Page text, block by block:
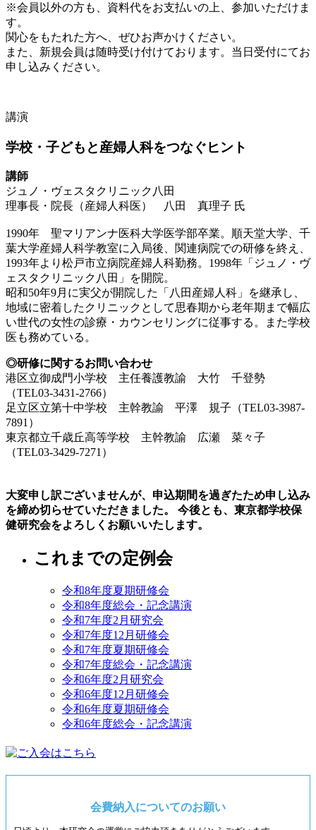
※会員以外の方も、資料代をお支払いの上、参加いただけま
す。
関心をもたれた方へ、ぜひお声かけください。
また、新規会員は随時受け付けております。当日受付にてお
申し込みください。
講演
学校・子どもと産婦人科をつなぐヒント
講師
ジュノ・ヴェスタクリニック八田
理事長・院長（産婦人科医）
八田 真理子 氏
1990年 聖マリアンナ医科大学医学部卒業。順天堂大学、千
葉大学産婦人科学教室に入局後、関連病院での研修を終え、
1993年より松戸市立病院産婦人科勤務。1998年「ジュノ・ヴ
ェスタクリニック八田」を開院。
昭和50年9月に実父が開院した「八田産婦人科」を継承し、
地域に密着したクリニックとして思春期から老年期まで幅広
い世代の女性の診療・カウンセリングに従事する。また学校
医も務めている。
◎研修に関するお問い合わせ
港区立御成門小学校 主任養護教諭 大竹 千登勢
（TEL03-3431-2766）
足立区立第十中学校 主幹教諭 平澤 規子（TEL03-3987-
7891）
東京都立千歳丘高等学校 主幹教諭 広瀬 菜々子
（TEL03-3429-7271）
大変申し訳ございませんが、申込期間を過ぎたため申し込み
を締め切らせていただきました。 今後とも、東京都学校保
健研究会をよろしくお願いいたします。
これまでの定例会
令和8年度夏期研修会
令和8年度総会・記念講演
令和7年度2月研究会
令和7年度12月研修会
令和7年度夏期研修会
令和7年度総会・記念講演
令和6年度2月研究会
令和6年度12月研修会
令和6年度夏期研修会
令和6年度総会・記念講演
会費納入についてのお願い